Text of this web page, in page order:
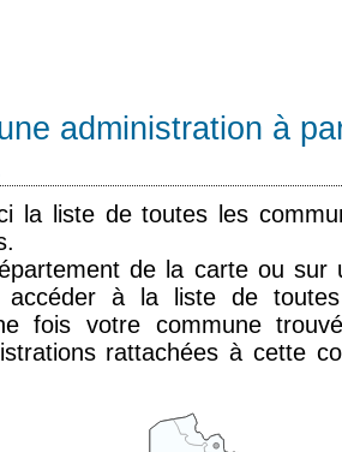
administration à
la liste de toutes les
de la carte ou sur
accéder à la liste de
fois votre commune
rattachées à cette